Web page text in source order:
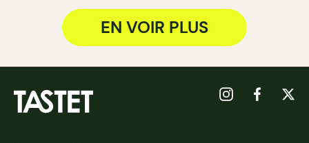
EN VOIR PLUS